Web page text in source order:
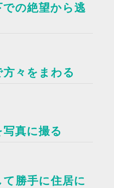
での絶望から逃
方々をまわる
真に撮る
て勝手に住居に